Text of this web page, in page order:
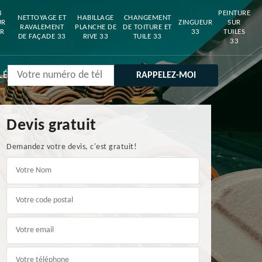
NETTOYAGE ET
RAVALEMENT
DE FAÇADE 33
HABILLAGE
PLANCHE DE
RIVE 33
CHANGEMENT
DE TOITURE ET
TUILE 33
ZINGUEUR
33
PEINTURE
SUR
TUILES
33
Devis gratuit
Demandez votre devis, c'est gratuit!